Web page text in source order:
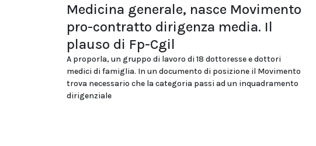
Medicina generale, nasce Movimento
pro-contratto dirigenza media. Il
plauso di Fp-Cgil
A proporla, un gruppo di lavoro di 18 dottoresse e dottori
medici di famiglia. In un documento di posizione il Movimento
trova necessario che la categoria passi ad un inquadramento
dirigenziale